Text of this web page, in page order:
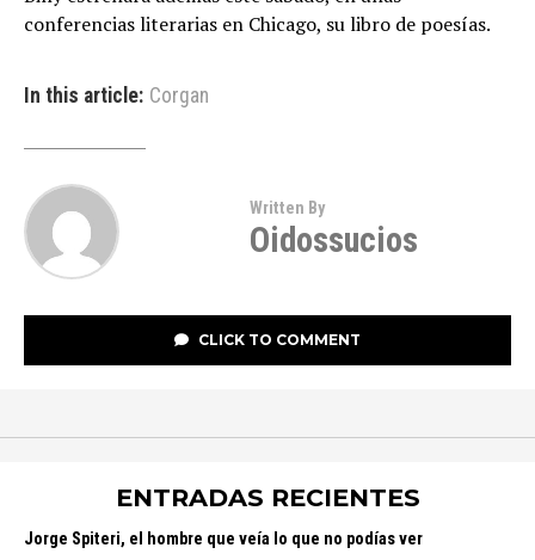
conferencias literarias en Chicago, su libro de poesías.
In this article: Corgan
Written By
Oidossucios
CLICK TO COMMENT
ENTRADAS RECIENTES
Jorge Spiteri, el hombre que veía lo que no podías ver